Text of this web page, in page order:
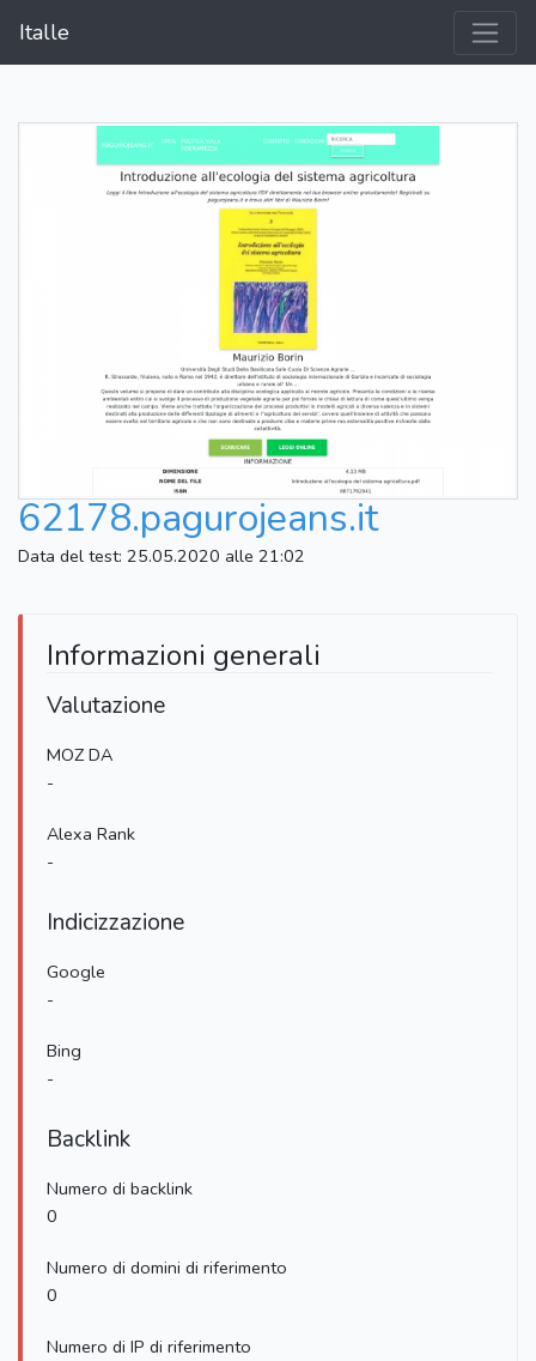
Italle
62178.pagurojeans.it
Data del test: 25.05.2020 alle 21:02
Informazioni generali
Valutazione
MOZ DA
-
Alexa Rank
-
Indicizzazione
Google
-
Bing
-
Backlink
Numero di backlink
0
Numero di domini di riferimento
0
Numero di IP di riferimento